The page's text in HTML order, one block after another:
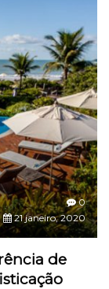
0
21 janeiro, 2020
de